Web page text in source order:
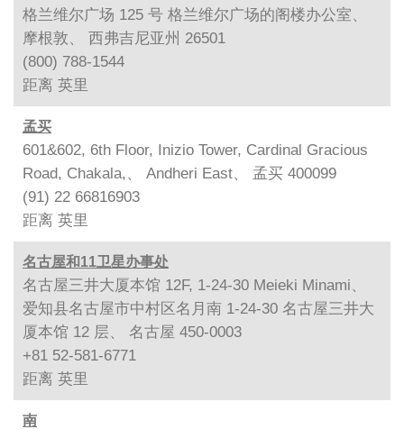
格兰维尔广场 125 号 格兰维尔广场的阁楼办公室、
摩根敦、 西弗吉尼亚州 26501
(800) 788-1544
距离 英里
孟买
601&602, 6th Floor, Inizio Tower, Cardinal Gracious
Road, Chakala,、 Andheri East、 孟买 400099
(91) 22 66816903
距离 英里
名古屋和11卫星办事处
名古屋三井大厦本馆 12F, 1-24-30 Meieki Minami、
爱知县名古屋市中村区名月南 1-24-30 名古屋三井大
厦本馆 12 层、 名古屋 450-0003
+81 52-581-6771
距离 英里
南